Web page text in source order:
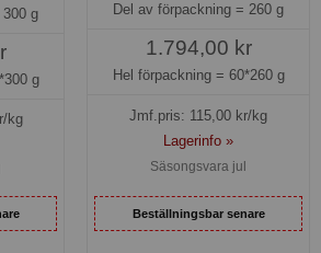
300 g
g
kg
Del av förpackning = 260 g
1.794,00 kr
Hel förpackning = 60*260 g
Jmf.pris: 115,00 kr/kg
Lagerinfo »
Säsongsvara jul
Beställningsbar senare